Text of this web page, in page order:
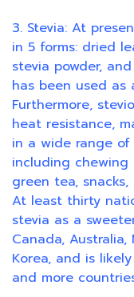
3. Stevia: At
in 5 forms: dried
stevia powder,
has been used
Furthermore,
heat resistance,
in a wide range
including chewing
green tea,
At least thirty
stevia as a
Canada, Australia,
Korea, and is
and more